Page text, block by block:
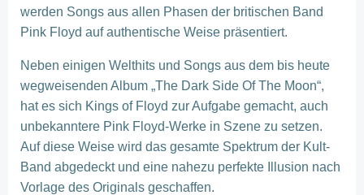
werden Songs aus allen Phasen der britischen Band
Pink Floyd auf authentische Weise präsentiert.
Neben einigen Welthits und Songs aus dem bis heute
wegweisenden Album „The Dark Side Of The Moon“,
hat es sich Kings of Floyd zur Aufgabe gemacht, auch
unbekanntere Pink Floyd-Werke in Szene zu setzen.
Auf diese Weise wird das gesamte Spektrum der Kult-
Band abgedeckt und eine nahezu perfekte Illusion nach
Vorlage des Originals geschaffen.